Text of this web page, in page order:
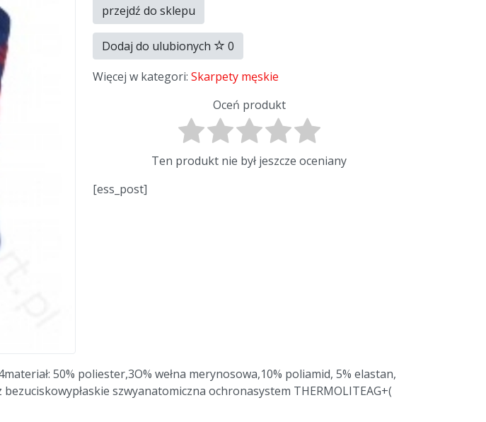
przejdź do sklepu
Dodaj do ulubionych
0
Więcej w kategori: Skarpety męskie
Oceń produkt
Ten produkt nie był jeszcze oceniany
[ess_post]
50% poliester,3O% wełna merynosowa,10% poliamid, 5% elastan,
szwyanatomiczna ochronasystem THERMOLITEAG+(